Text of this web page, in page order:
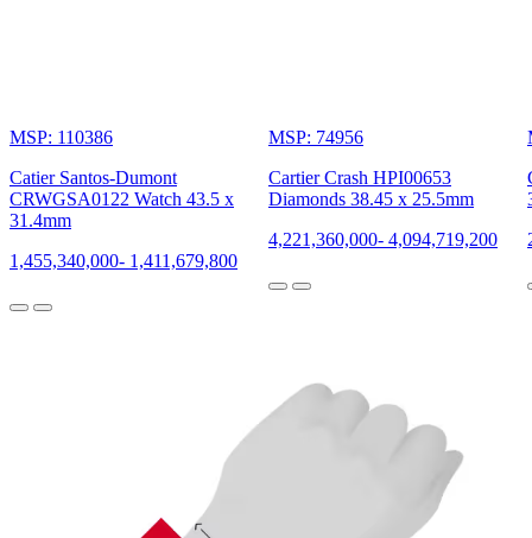
MSP: 110386
Catier Santos-Dumont
CRWGSA0122 Watch 43.5 x
31.4mm
1,455,340,000- 1,411,679,800
MSP: 74956
Cartier Crash HPI00653
Diamonds 38.45 x 25.5mm
4,221,360,000- 4,094,719,200